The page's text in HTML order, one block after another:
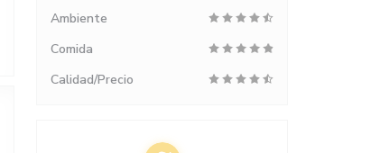
Ambiente
Comida
Calidad/Precio